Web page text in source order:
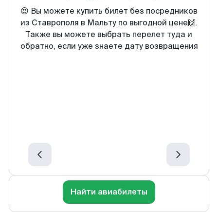
😍 Вы можете купить билет без посредников
из Ставрополя в Мальту по выгодной цене🙌.
Также вы можете выбрать перелет туда и
обратно, если уже знаете дату возвращения
Найти авиабилеты